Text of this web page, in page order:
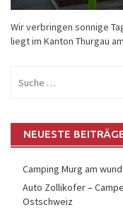
Wir verbringen sonnige
liegt im Kanton Thurgau
nach:
NEUESTE
Camping Murg am
Auto Zollikofer –
Ostschweiz